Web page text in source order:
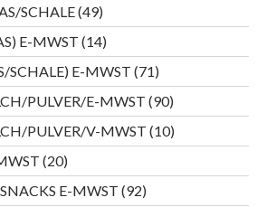
SCHALE 4949
Produkte
E-MWST 1414
Produkte
SCHALE) E-MWST 7171
Produkte
PULVER/E-MWST 9090
Produkte
PULVER/V-MWST 1010
Produkte
2020
Produkte
E-MWST 9292